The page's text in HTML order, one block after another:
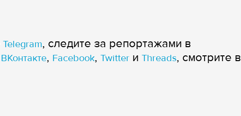
Telegram, следите за репортажами в
ВКонтакте, Facebook, Twitter и Threads, смотрите в